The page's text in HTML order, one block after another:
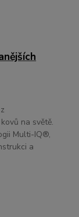
na světě.
Multi-IQ®,
a